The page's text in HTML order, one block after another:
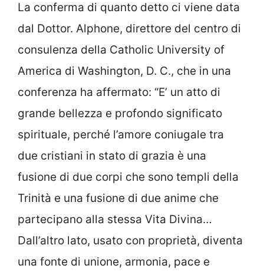
La conferma di quanto detto ci viene data
dal Dottor. Alphone, direttore del centro di
consulenza della Catholic University of
America di Washington, D. C., che in una
conferenza ha affermato: “E’ un atto di
grande bellezza e profondo significato
spirituale, perché l’amore coniugale tra
due cristiani in stato di grazia è una
fusione di due corpi che sono templi della
Trinità e una fusione di due anime che
partecipano alla stessa Vita Divina…
Dall’altro lato, usato con proprietà, diventa
una fonte di unione, armonia, pace e